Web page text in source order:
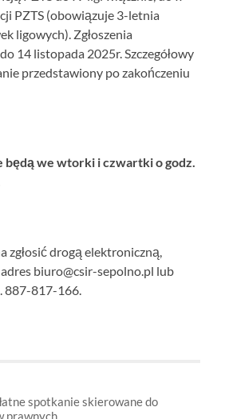
PZTS (obowiązuje 3-letnia
ligowych). Zgłoszenia
14 listopada 2025r. Szczegółowy
przedstawiony po zakończeniu
będą we wtorki i czwartki o godz.
zgłosić drogą elektroniczną,
biuro@csir-sepolno.pl lub
887-817-166.
spotkanie skierowane do